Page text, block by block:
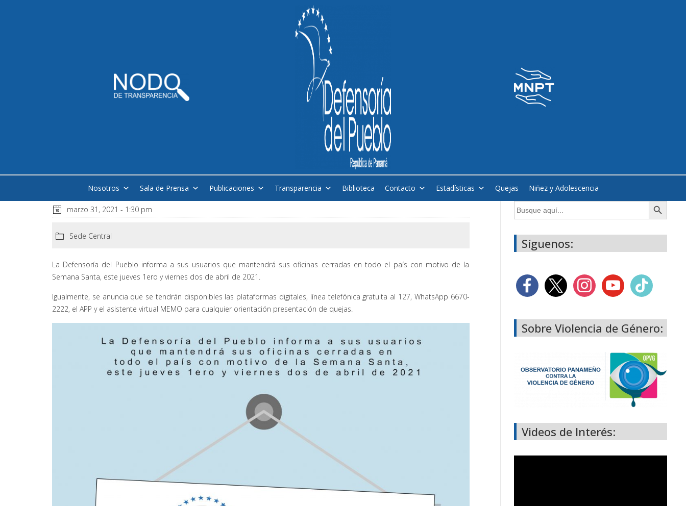
Nosotros Sala de Prensa Publicaciones Transparencia Biblioteca Contacto Estadísticas Quejas Niñez y Adolescencia
marzo 31, 2021 - 1:30 pm
Sede Central
La Defensoría del Pueblo informa a sus usuarios que mantendrá sus oficinas cerradas en todo el país con motivo de la
Semana Santa, este jueves 1ero y viernes dos de abril de 2021.
Igualmente, se anuncia que se tendrán disponibles las plataformas digitales, línea telefónica gratuita al 127, WhatsApp 6670-
2222, el APP y el asistente virtual MEMO para cualquier orientación presentación de quejas.
Buscar: Botón de búsqueda
Síguenos:
Sobre Violencia de Género:
Videos de Interés: